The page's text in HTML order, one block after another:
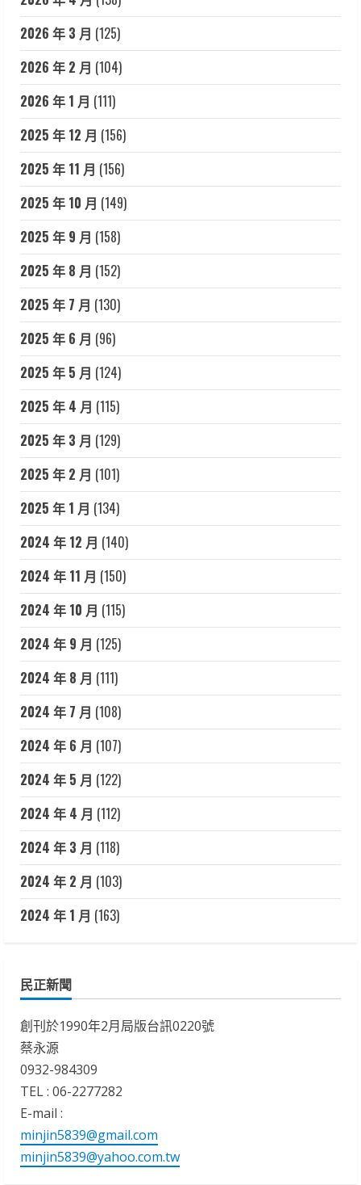
2026 年 3 月 (125)
2026 年 2 月 (104)
2026 年 1 月 (111)
2025 年 12 月 (156)
2025 年 11 月 (156)
2025 年 10 月 (149)
2025 年 9 月 (158)
2025 年 8 月 (152)
2025 年 7 月 (130)
2025 年 6 月 (96)
2025 年 5 月 (124)
2025 年 4 月 (115)
2025 年 3 月 (129)
2025 年 2 月 (101)
2025 年 1 月 (134)
2024 年 12 月 (140)
2024 年 11 月 (150)
2024 年 10 月 (115)
2024 年 9 月 (125)
2024 年 8 月 (111)
2024 年 7 月 (108)
2024 年 6 月 (107)
2024 年 5 月 (122)
2024 年 4 月 (112)
2024 年 3 月 (118)
2024 年 2 月 (103)
2024 年 1 月 (163)
民正新聞
創刊於1990年2月局版台訊0220號
蔡永源
0932-984309
TEL : 06-2277282
E-mail :
minjin5839@gmail.com
minjin5839@yahoo.com.tw